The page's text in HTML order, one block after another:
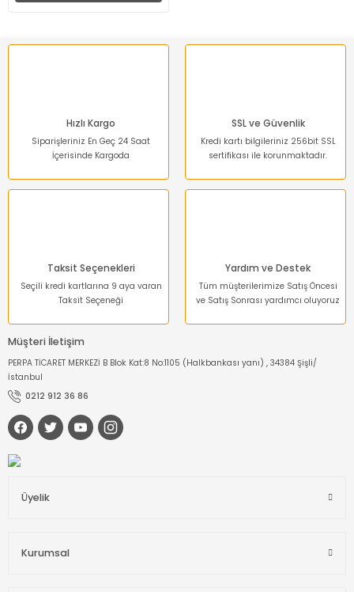
Hızlı Kargo
Siparişleriniz En Geç 24 Saat
İçerisinde Kargoda
SSL ve Güvenlik
Kredi kartı bilgileriniz 256bit SSL
sertifikası ile korunmaktadır.
Taksit Seçenekleri
Seçili kredi kartlarına 9 aya varan
Taksit Seçeneği
Yardım ve Destek
Tüm müşterilerimize Satış Öncesi
ve Satış Sonrası yardımcı oluyoruz
Müşteri İletişim
PERPA TİCARET MERKEZİ B Blok Kat:8 No:1105 (Halkbankası yanı) , 34384 Şişli/
İstanbul
0212 912 36 86
Üyelik
Kurumsal